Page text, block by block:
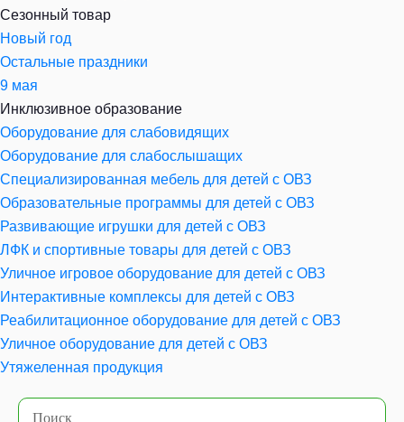
Сезонный товар
Новый год
Остальные праздники
9 мая
Инклюзивное образование
Оборудование для слабовидящих
Оборудование для слабослышащих
Специализированная мебель для детей с ОВЗ
Образовательные программы для детей с ОВЗ
Развивающие игрушки для детей с ОВЗ
ЛФК и спортивные товары для детей с ОВЗ
Уличное игровое оборудование для детей с ОВЗ
Интерактивные комплексы для детей с ОВЗ
Реабилитационное оборудование для детей с ОВЗ
Уличное оборудование для детей с ОВЗ
Утяжеленная продукция